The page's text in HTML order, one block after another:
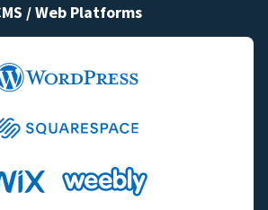
/ Web Platforms